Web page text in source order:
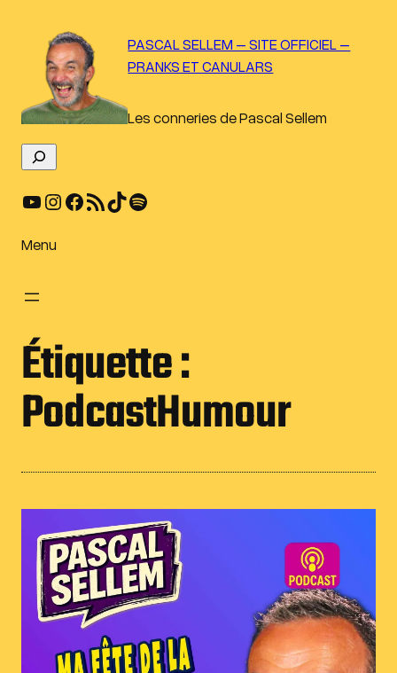
contenu
PASCAL SELLEM – SITE OFFICIEL –
PRANKS ET CANULARS
Les conneries de Pascal Sellem
e
c
e
YouTube Instagram Facebook Flux RSS TikTok Spotify
Menu
Étiquette :
PodcastHumour